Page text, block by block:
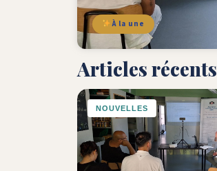
À la une
Articles récents
NOUVELLES